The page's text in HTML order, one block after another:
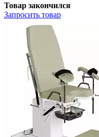
Товар закончился
Запросить товар